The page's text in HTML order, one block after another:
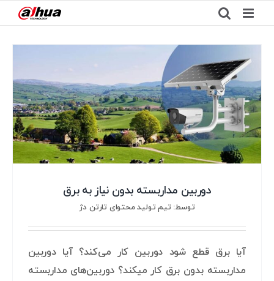
to
content
دوربین مداربسته بدون نیاز به برق
توسط: تیم تولید محتوای تارتن دژ
آیا برق قطع شود دوربین کار می‌کند؟ آیا دوربین
مداربسته بدون برق کار میکند؟ دوربین‌های مداربسته